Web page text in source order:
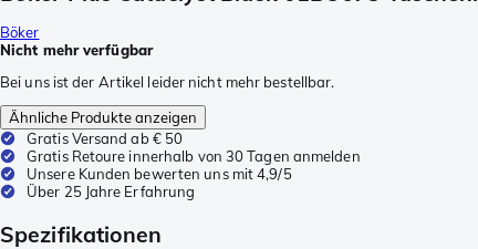
Böker
Nicht mehr verfügbar
Bei uns ist der Artikel leider nicht mehr bestellbar.
Ähnliche Produkte anzeigen
Gratis Versand ab € 50
Gratis Retoure innerhalb von 30 Tagen anmelden
Unsere Kunden bewerten uns mit 4,9/5
Über 25 Jahre Erfahrung
Spezifikationen